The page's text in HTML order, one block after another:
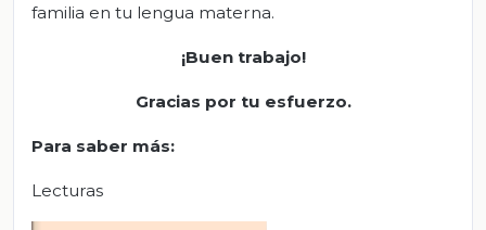
familia en tu lengua materna.
¡Buen trabajo!
Gracias por tu esfuerzo.
Para saber más:
Lecturas